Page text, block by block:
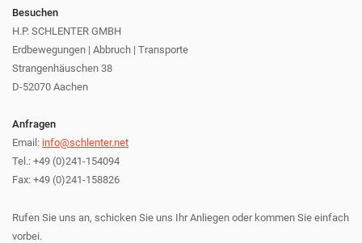
Besuchen
H.P. SCHLENTER GMBH
Erdbewegungen | Abbruch | Transporte
Strangenhäuschen 38
D-52070 Aachen
Anfragen
Email: info@schlenter.net
Tel.: +49 (0)241-154094
Fax: +49 (0)241-158826
Rufen Sie uns an, schicken Sie uns Ihr Anliegen oder kommen Sie einfach
vorbei.